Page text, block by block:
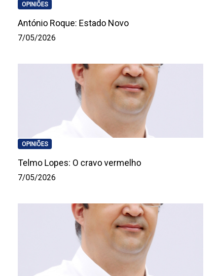
OPINIÕES
António Roque: Estado Novo
7/05/2026
OPINIÕES
Telmo Lopes: O cravo vermelho
7/05/2026